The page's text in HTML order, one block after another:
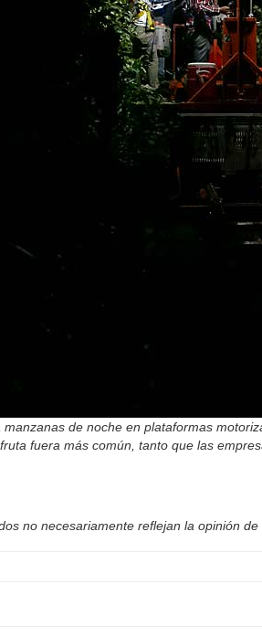
de noche en plataformas
fuera más común, tanto que las
no necesariamente reflejan la opinión